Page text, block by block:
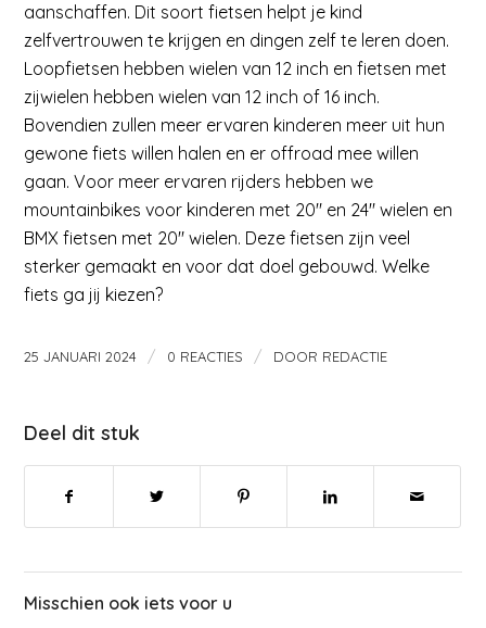
aanschaffen. Dit soort fietsen helpt je kind
zelfvertrouwen te krijgen en dingen zelf te leren doen.
Loopfietsen hebben wielen van 12 inch en fietsen met
zijwielen hebben wielen van 12 inch of 16 inch.
Bovendien zullen meer ervaren kinderen meer uit hun
gewone fiets willen halen en er offroad mee willen
gaan. Voor meer ervaren rijders hebben we
mountainbikes voor kinderen met 20″ en 24″ wielen en
BMX fietsen met 20″ wielen. Deze fietsen zijn veel
sterker gemaakt en voor dat doel gebouwd. Welke
fiets ga jij kiezen?
25 JANUARI 2024 / 0 REACTIES / DOOR REDACTIE
Deel dit stuk
Misschien ook iets voor u